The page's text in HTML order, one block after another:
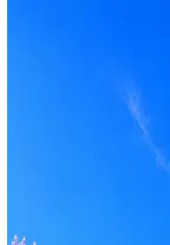
Оффер